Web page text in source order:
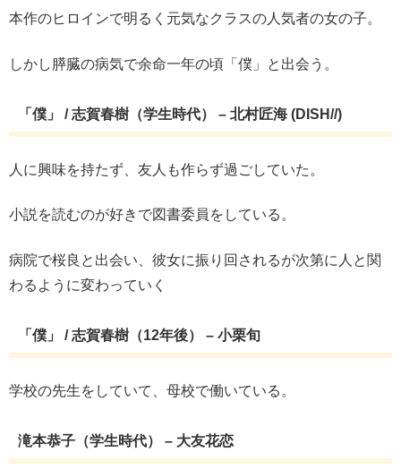
本作のヒロインで明るく元気なクラスの人気者の女の子。
しかし膵臓の病気で余命一年の頃「僕」と出会う。
「僕」 / 志賀春樹（学生時代） – 北村匠海 (DISH//)
人に興味を持たず、友人も作らず過ごしていた。
小説を読むのが好きで図書委員をしている。
病院で桜良と出会い、彼女に振り回されるが次第に人と関
わるように変わっていく
「僕」 / 志賀春樹（12年後） – 小栗旬
学校の先生をしていて、母校で働いている。
滝本恭子（学生時代） – 大友花恋